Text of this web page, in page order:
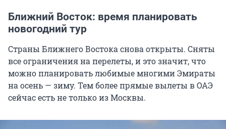
Ближний Восток: время планировать
новогодний тур
Страны Ближнего Востока снова открыты. Сняты
все ограничения на перелеты, и это значит, что
можно планировать любимые многими Эмираты
на осень — зиму. Тем более прямые вылеты в ОАЭ
сейчас есть не только из Москвы.